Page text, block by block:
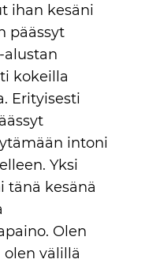
ihan kesäni
päässyt
alustan
kokeilla
Erityisesti
intoni
Yksi
tänä kesänä
Olen
välillä